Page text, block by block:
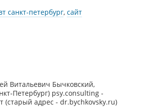
санкт-петербург, сайт
Витальевич Бычковский,
Петербург) psy.consulting -
(старый адрес - dr.bychkovsky.ru)